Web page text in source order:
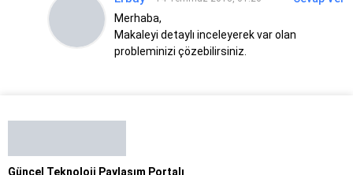
Merhaba,
Makaleyi detaylı inceleyerek var olan
probleminizi çözebilirsiniz.
Güncel Teknoloji Paylaşım Portalı